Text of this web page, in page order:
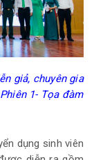
giả, chuyên gia
1- Tọa đàm
dụng sinh viên